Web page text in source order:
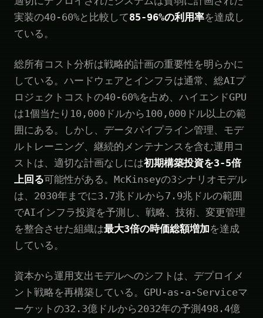
実装の40-60%と比較して85-96%の利用率を達成し
ている。
総所有コスト分析は戦略的計画の重要性を明らかに
している。ハードウェアとインフラは通常、総AIプ
ロジェクトコストの40-60%を占め、ハイエンドGPU
は1個当たり10,000ドルから100,000ドル以上の範
囲にある。しかし、データパイプライン管理、モデ
ルトレーニング、継続的メンテナンスを含む運用コ
ストは、適切な計画なしには初期構築投資を3-5倍
上回る可能性がある。McKinseyの3シナリオモデル
は、2030年までに3.7兆ドルから7.9兆ドルの範囲
でAIインフラ投資を予測し、戦略、技術、変更管理
を整合させた組織は最大3倍の時価総額増加を達成
している。
資本から運用支出モデルへのシフトは、デプロイメ
ント戦略を再構築している。GPU-as-a-Serviceマ
ーケットの32.3億ドルから2032年の予測498.4億